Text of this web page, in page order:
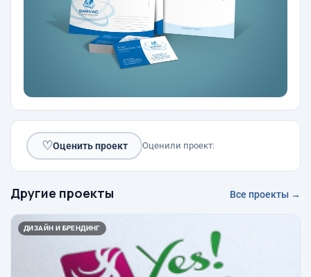
♡Оценить проект Оценили проект:
Другие проекты Все проекты →
ДИЗАЙН И БРЕНДИНГ